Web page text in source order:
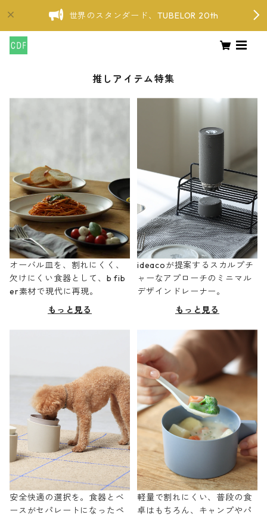
世界のスタンダード、TUBELOR 20th
推しアイテム特集
オーバル皿を、割れにくく、
欠けにくい食器として、b fib
er素材で現代に再現。
もっと見る
ideacoが提案するスカルプチ
ャーなアプローチのミニマル
デザインドレーナー。
もっと見る
安全快適の選択を。食器とベ
ースがセパレートになったペ
軽量で割れにくい、普段の食
卓はもちろん、キャンプやパ